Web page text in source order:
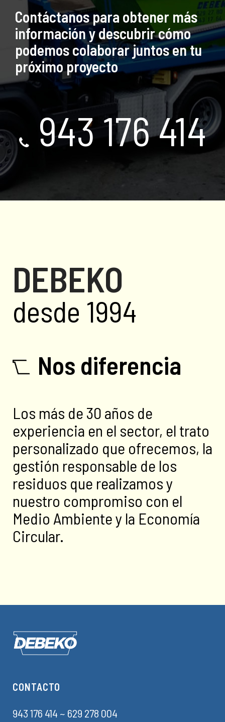
Contáctanos para obtener más
información y descubrir cómo
podemos colaborar juntos en tu
próximo proyecto
943 176 414
DEBEKO
desde 1994
Nos diferencia
Los más de 30 años de
experiencia en el sector, el trato
personalizado que ofrecemos, la
gestión responsable de los
residuos que realizamos y
nuestro compromiso con el
Medio Ambiente y la Economía
Circular.
CONTACTO
943 176 414 ~ 629 278 004